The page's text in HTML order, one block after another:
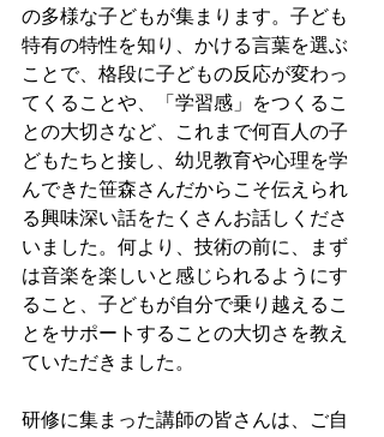
の多様な子どもが集まります。子ども
特有の特性を知り、かける言葉を選ぶ
ことで、格段に子どもの反応が変わっ
てくることや、「学習感」をつくるこ
との大切さなど、これまで何百人の子
どもたちと接し、幼児教育や心理を学
んできた笹森さんだからこそ伝えられ
る興味深い話をたくさんお話しくださ
いました。何より、技術の前に、まず
は音楽を楽しいと感じられるようにす
ること、子どもが自分で乗り越えるこ
とをサポートすることの大切さを教え
ていただきました。
研修に集まった講師の皆さんは、ご自